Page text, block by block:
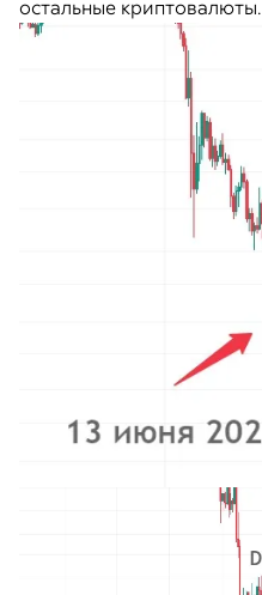
остальные криптовалюты.